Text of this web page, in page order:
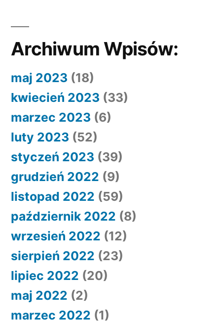
Archiwum Wpisów:
maj 2023 (18)
kwiecień 2023 (33)
marzec 2023 (6)
luty 2023 (52)
styczeń 2023 (39)
grudzień 2022 (9)
listopad 2022 (59)
październik 2022 (8)
wrzesień 2022 (12)
sierpień 2022 (23)
lipiec 2022 (20)
maj 2022 (2)
marzec 2022 (1)